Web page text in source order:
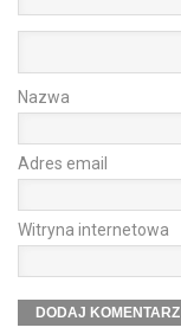
Nazwa
Adres email
Witryna internetowa